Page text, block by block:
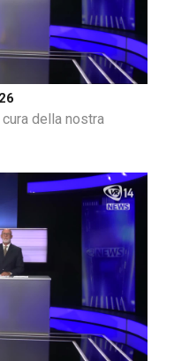
della nostra